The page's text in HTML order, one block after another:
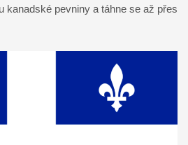
kanadské pevniny a táhne se až přes